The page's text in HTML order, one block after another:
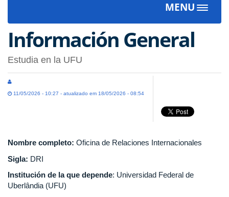
MENU
Toggle
Información General
Estudia en la UFU
11/05/2026 - 10:27 - atualizado em 18/05/2026 - 08:54
Nombre completo: Oficina de Relaciones Internacionales
Sigla: DRI
Institución de la que depende: Universidad Federal de
Uberlândia (UFU)